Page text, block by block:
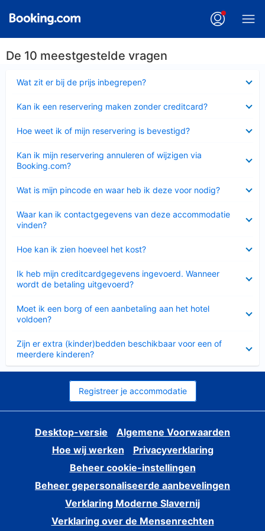
De 10 meestgestelde vragen
Wat zit er bij de prijs inbegrepen?
Kan ik een reservering maken zonder creditcard?
Hoe weet ik of mijn reservering is bevestigd?
Kan ik mijn reservering annuleren of wijzigen via
Booking.com?
Wat is mijn pincode en waar heb ik deze voor nodig?
Waar kan ik contactgegevens van deze accommodatie
vinden?
Hoe kan ik zien hoeveel het kost?
Ik heb mijn creditcardgegevens ingevoerd. Wanneer
wordt de betaling uitgevoerd?
Moet ik een borg of een aanbetaling aan het hotel
voldoen?
Zijn er extra (kinder)bedden beschikbaar voor een of
meerdere kinderen?
Registreer je accommodatie
Desktop-versie
Algemene Voorwaarden
Hoe wij werken
Privacyverklaring
Beheer cookie-instellingen
Beheer gepersonaliseerde aanbevelingen
Verklaring Moderne Slavernij
Verklaring over de Mensenrechten